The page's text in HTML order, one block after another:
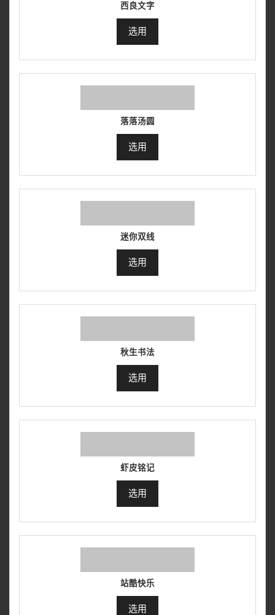
西良文字
选用
落落汤圆
选用
迷你双线
选用
秋生书法
选用
虾皮铭记
选用
站酷快乐
选用